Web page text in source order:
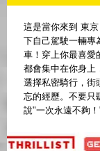
這是當你來到 東
下自己駕駛一輛專
車！穿上你最喜愛
都會集中在你身上
選擇私密騎行，街
忘的經歷。不要只
說"一次永遠不夠